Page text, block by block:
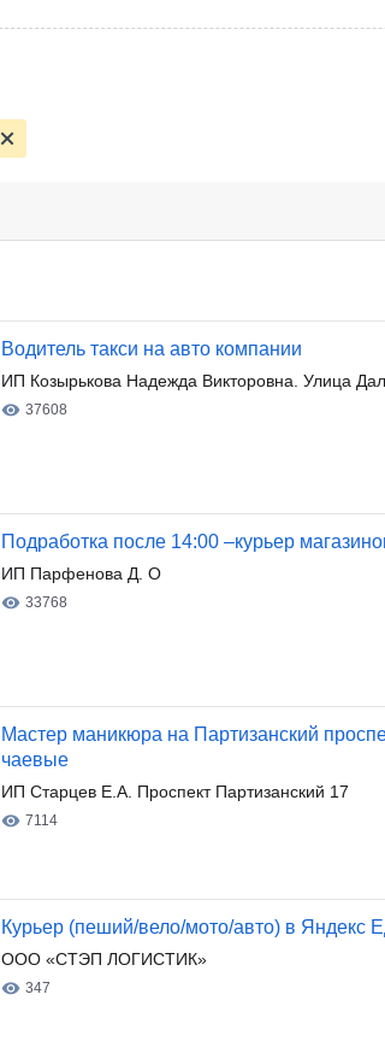
Водитель такси на авто компании
ИП Козырькова Надежда Викторовна. Улица
37608
Подработка после 14:00 –курьер
ИП Парфенова Д. О
33768
Мастер маникюра на Партизанский
чаевые
ИП Старцев Е.А. Проспект Партизанский 17
7114
Курьер (пеший/вело/мото/авто) в Яндекс
ООО «СТЭП ЛОГИСТИК»
347